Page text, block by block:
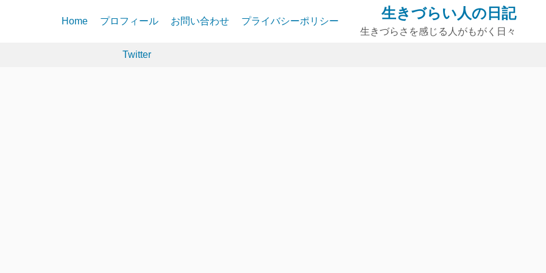
生きづらい人の日記
生きづらさを感じる人がもがく日々
Home プロフィール お問い合わせ プライバシーポリシー
Twitter